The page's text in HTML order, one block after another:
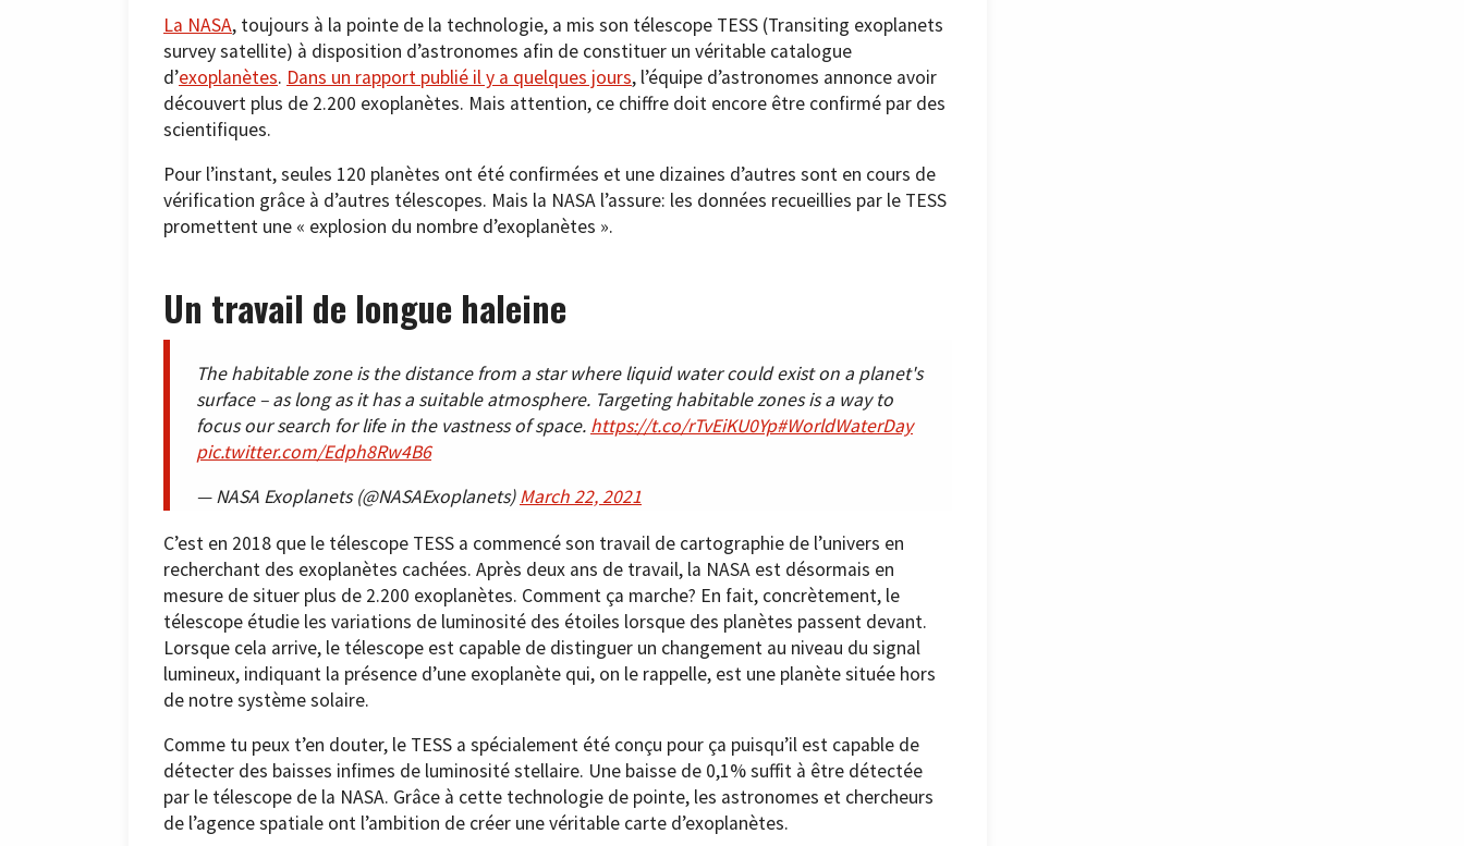
La NASA, toujours à la pointe de la technologie, a mis son télescope TESS (Transiting exoplanets
survey satellite) à disposition d’astronomes afin de constituer un véritable catalogue
d’exoplanètes. Dans un rapport publié il y a quelques jours, l’équipe d’astronomes annonce avoir
découvert plus de 2.200 exoplanètes. Mais attention, ce chiffre doit encore être confirmé par des
scientifiques.
Pour l’instant, seules 120 planètes ont été confirmées et une dizaines d’autres sont en cours de
vérification grâce à d’autres télescopes. Mais la NASA l’assure: les données recueillies par le TESS
promettent une « explosion du nombre d’exoplanètes ».
Un travail de longue haleine
The habitable zone is the distance from a star where liquid water could exist on a planet's
surface – as long as it has a suitable atmosphere. Targeting habitable zones is a way to
focus our search for life in the vastness of space. https://t.co/rTvEiKU0Yp#WorldWaterDay
pic.twitter.com/Edph8Rw4B6
— NASA Exoplanets (@NASAExoplanets)March 22, 2021
C’est en 2018 que le télescope TESS a commencé son travail de cartographie de l’univers en
recherchant des exoplanètes cachées. Après deux ans de travail, la NASA est désormais en
mesure de situer plus de 2.200 exoplanètes. Comment ça marche? En fait, concrètement, le
télescope étudie les variations de luminosité des étoiles lorsque des planètes passent devant.
Lorsque cela arrive, le télescope est capable de distinguer un changement au niveau du signal
lumineux, indiquant la présence d’une exoplanète qui, on le rappelle, est une planète située hors
de notre système solaire.
Comme tu peux t’en douter, le TESS a spécialement été conçu pour ça puisqu’il est capable de
détecter des baisses infimes de luminosité stellaire. Une baisse de 0,1% suffit à être détectée
par le télescope de la NASA. Grâce à cette technologie de pointe, les astronomes et chercheurs
de l’agence spatiale ont l’ambition de créer une véritable carte d’exoplanètes.